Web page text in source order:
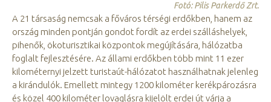
Fotó: Pilis Parkerdő Zrt.
A 21 társaság nemcsak a főváros térségi erdőkben, hanem az
ország minden pontján gondot fordít az erdei szálláshelyek,
pihenők, ökoturisztikai központok megújítására, hálózatba
foglalt fejlesztésére. Az állami erdőkben több mint 11 ezer
kilométernyi jelzett turistaút-hálózatot használhatnak jelenleg
a kirándulók. Emellett mintegy 1200 kilométer kerékpározásra
és közel 400 kilométer lovaglásra kijelölt erdei út várja a